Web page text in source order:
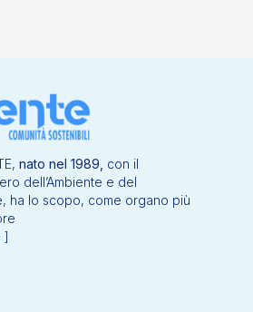
nato nel 1989, con il
dell’Ambiente e del
ha lo scopo, come organo più
]